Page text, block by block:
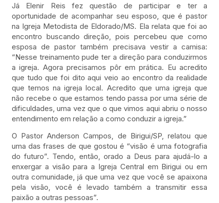
Já Elenir Reis fez questão de participar e ter a
oportunidade de acompanhar seu esposo, que é pastor
na Igreja Metodista de Eldorado/MS. Ela relata que foi ao
encontro buscando direção, pois percebeu que como
esposa de pastor também precisava vestir a camisa:
“Nesse treinamento pude ter a direção para conduzirmos
a igreja. Agora precisamos pôr em prática. Eu acredito
que tudo que foi dito aqui veio ao encontro da realidade
que temos na igreja local. Acredito que uma igreja que
não recebe o que estamos tendo passa por uma série de
dificuldades, uma vez que o que vimos aqui abriu o nosso
entendimento em relação a como conduzir a igreja.”
O Pastor Anderson Campos, de Birigui/SP, relatou que
uma das frases de que gostou é “visão é uma fotografia
do futuro”. Tendo, então, orado a Deus para ajudá-lo a
enxergar a visão para a Igreja Central em Birigui ou em
outra comunidade, já que uma vez que você se apaixona
pela visão, você é levado também a transmitir essa
paixão a outras pessoas”.